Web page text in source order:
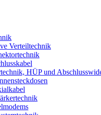
Verteiltechnik
HÜP und